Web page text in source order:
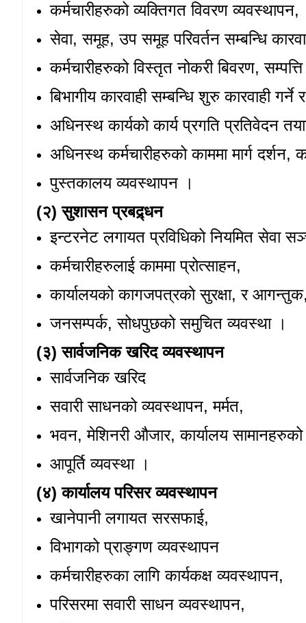
कर्मचारीहरुको व्यक्तिगत विवरण व्यवस्थापन,
सेवा, समूह, उप समूह परिवर्तन सम्बन्धि
कर्मचारीहरुको विस्तृत नोकरी बिवरण,
बिभागीय कारवाही सम्बन्धि शुरु कारवाही
अधिनस्थ कार्यको कार्य प्रगति प्रतिवेदन
अधिनस्थ कर्मचारीहरुको काममा मार्ग दर्शन,
पुस्तकालय व्यवस्थापन ।
(२) सुशासन प्रबद्र्धन
इन्टरनेट लगायत प्रविधिको नियमित सेवा
कर्मचारीहरुलाई काममा प्रोत्साहन,
कार्यालयको कागजपत्रको सुरक्षा, र आगन्तुक,
जनसम्पर्क, सोधपुछको समुचित व्यवस्था ।
(३) सार्वजनिक खरिद व्यवस्थापन
सार्वजनिक खरिद
सवारी साधनको व्यवस्थापन, मर्मत,
भवन, मेशिनरी औजार, कार्यालय सामानहरुको
आपूर्ति व्यवस्था ।
(४) कार्यालय परिसर व्यवस्थापन
खानेपानी लगायत सरसफाई,
विभागको प्राङ्गण व्यवस्थापन
कर्मचारीहरुका लागि कार्यकक्ष व्यवस्थापन,
परिसरमा सवारी साधन व्यवस्थापन,